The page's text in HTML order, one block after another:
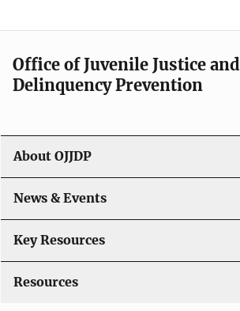
g
t
i
o
n
Office of Juvenile Justice and
Delinquency Prevention
About OJJDP
News & Events
Key Resources
Resources